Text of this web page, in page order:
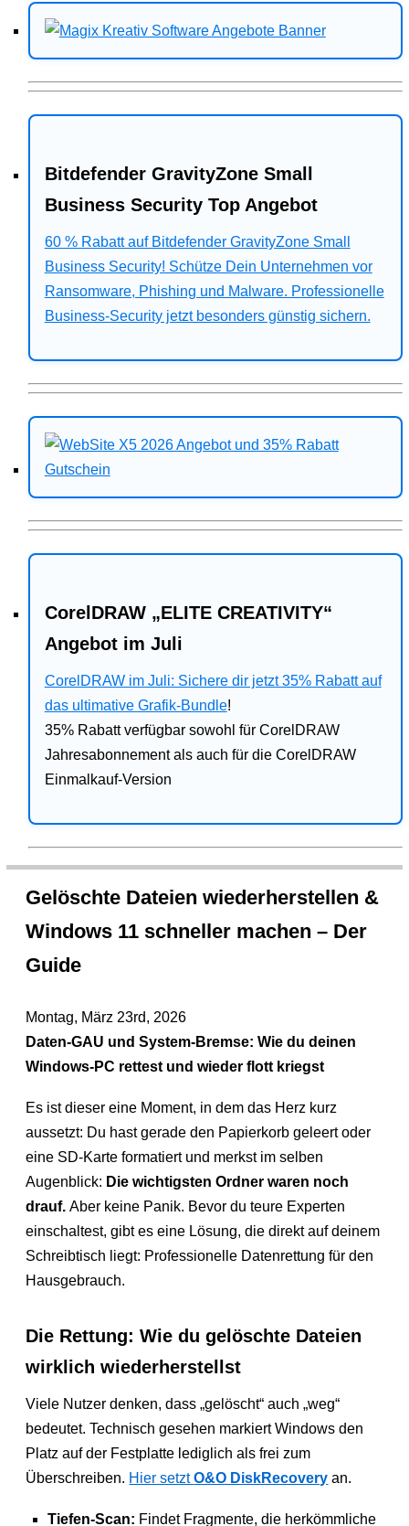
Bitdefender GravityZone Small
Business Security Top Angebot
60 % Rabatt auf Bitdefender GravityZone Small
Business Security! Schütze Dein Unternehmen vor
Ransomware, Phishing und Malware. Professionelle
Business-Security jetzt besonders günstig sichern.
CorelDRAW „ELITE CREATIVITY“
Angebot im Juli
CorelDRAW im Juli: Sichere dir jetzt 35% Rabatt auf
das ultimative Grafik-Bundle!
35% Rabatt verfügbar sowohl für CorelDRAW
Jahresabonnement als auch für die CorelDRAW
Einmalkauf-Version
Gelöschte Dateien wiederherstellen &
Windows 11 schneller machen – Der
Guide
Montag, März 23rd, 2026
Daten-GAU und System-Bremse: Wie du deinen
Windows-PC rettest und wieder flott kriegst
Es ist dieser eine Moment, in dem das Herz kurz
aussetzt: Du hast gerade den Papierkorb geleert oder
eine SD-Karte formatiert und merkst im selben
Augenblick: Die wichtigsten Ordner waren noch
drauf.Aber keine Panik. Bevor du teure Experten
einschaltest, gibt es eine Lösung, die direkt auf deinem
Schreibtisch liegt: Professionelle Datenrettung für den
Hausgebrauch.
Die Rettung: Wie du gelöschte Dateien
wirklich wiederherstellst
Viele Nutzer denken, dass „gelöscht“ auch „weg“
bedeutet. Technisch gesehen markiert Windows den
Platz auf der Festplatte lediglich als frei zum
Überschreiben. Hier setztO&O DiskRecovery an.
Tiefen-Scan: Findet Fragmente, die herkömmliche